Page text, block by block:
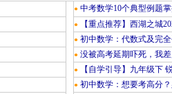
● 中考数学10个典型例题
● 【重点推荐】西湖之城
● 初中数学：代数式及完
● 没被高考延期吓死，我
● 【自学引导】九年级
● 初中数学：想要考高分